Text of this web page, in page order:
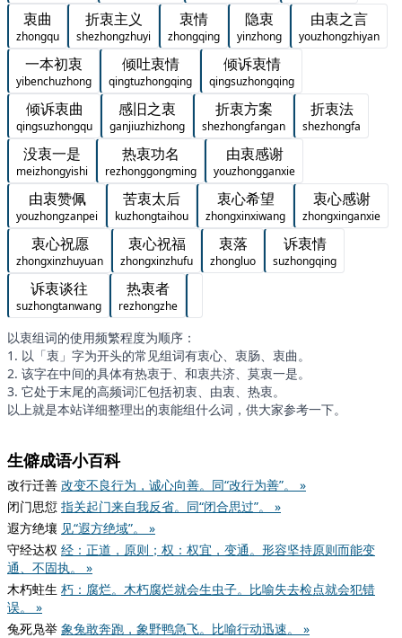
衷曲
zhongqu
折衷主义
shezhongzhuyi
衷情
zhongqing
隐衷
yinzhong
由衷之言
youzhongzhiyan
一本初衷
yibenchuzhong
倾吐衷情
qingtuzhongqing
倾诉衷情
qingsuzhongqing
倾诉衷曲
qingsuzhongqu
感旧之衷
ganjiuzhizhong
折衷方案
shezhongfangan
折衷法
shezhongfa
没衷一是
meizhongyishi
热衷功名
rezhonggongming
由衷感谢
youzhongganxie
由衷赞佩
youzhongzanpei
苦衷太后
kuzhongtaihou
衷心希望
zhongxinxiwang
衷心感谢
zhongxinganxie
衷心祝愿
zhongxinzhuyuan
衷心祝福
zhongxinzhufu
衷落
zhongluo
诉衷情
suzhongqing
诉衷谈往
suzhongtanwang
热衷者
rezhongzhe
以衷组词的使用频繁程度为顺序：
1. 以「衷」字为开头的常见组词有衷心、衷肠、衷曲。
2. 该字在中间的具体有热衷于、和衷共济、莫衷一是。
3. 它处于末尾的高频词汇包括初衷、由衷、热衷。
以上就是本站详细整理出的衷能组什么词，供大家参考一下。
生僻成语小百科
改行迁善 改变不良行为，诚心向善。同“改行为善”。 »
闭门思愆 指关起门来自我反省。同“闭合思过”。 »
遐方绝壤 见“遐方绝域”。 »
守经达权 经：正道，原则；权：权宜，变通。形容坚持原则而能变
通、不固执。 »
木朽蛀生 朽：腐烂。木朽腐烂就会生虫子。比喻失去检点就会犯错
误。 »
兔死凫举 象兔敢奔跑，象野鸭急飞。比喻行动迅速。 »